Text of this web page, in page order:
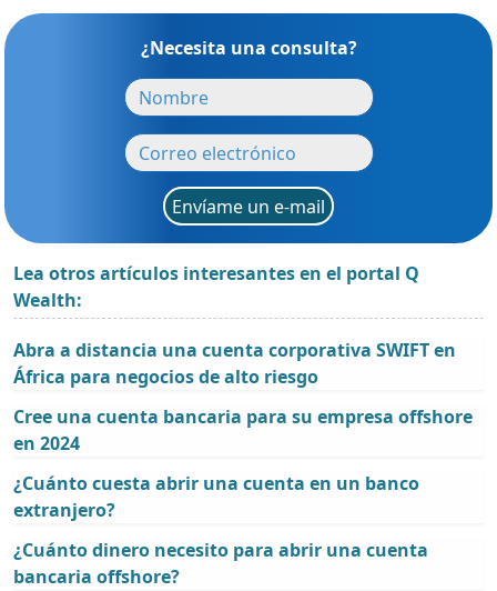
¿Necesita una consulta?
Envíame un e-mail
Lea otros artículos interesantes en el portal Q
Wealth:
Abra a distancia una cuenta corporativa SWIFT en
África para negocios de alto riesgo
Cree una cuenta bancaria para su empresa offshore
en 2024
¿Cuánto cuesta abrir una cuenta en un banco
extranjero?
¿Cuánto dinero necesito para abrir una cuenta
bancaria offshore?